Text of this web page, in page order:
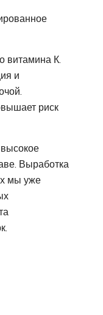
витамина К.
и
риск
Выработка
мы уже